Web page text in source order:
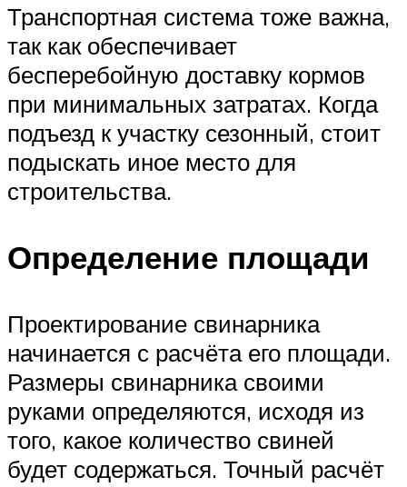
Транспортная система тоже важна,
так как обеспечивает
бесперебойную доставку кормов
при минимальных затратах. Когда
подъезд к участку сезонный, стоит
подыскать иное место для
строительства.
Определение площади
Проектирование свинарника
начинается с расчёта его площади.
Размеры свинарника своими
руками определяются, исходя из
того, какое количество свиней
будет содержаться. Точный расчёт